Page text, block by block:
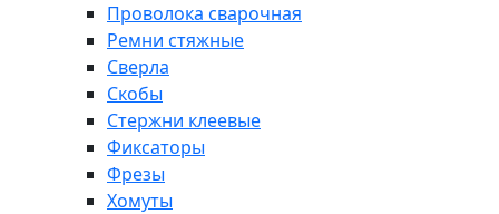
Проволока сварочная
Ремни стяжные
Сверла
Скобы
Стержни клеевые
Фиксаторы
Фрезы
Хомуты